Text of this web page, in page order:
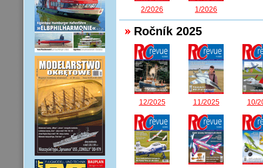
2/2026 1/2026
Ročník 2025
12/2025 11/2025 10/